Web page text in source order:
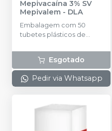
Mepivacaína 3% SV
Mepivalem - DLA
Embalagem com 50
tubetes plásticos de
Mepivacaína sem
vasoconstritor. *Venda
sujeita à aprovação sob
análise.
Esgotado
Pedir via Whatsapp